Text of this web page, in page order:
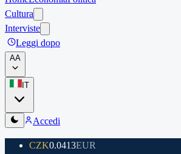
Cultura
Interviste
Leggi dopo
AA
IT
Accedi
CZK0.0413EUR